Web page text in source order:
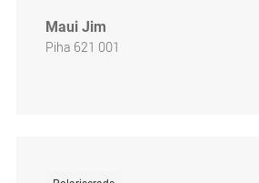
Maui Jim
Piha 621 001